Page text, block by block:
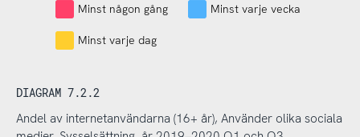
Minst någon gång Minst varje vecka
Minst varje dag
DIAGRAM 7.2.2
Andel av internetanvändarna (16+ år), Använder olika sociala